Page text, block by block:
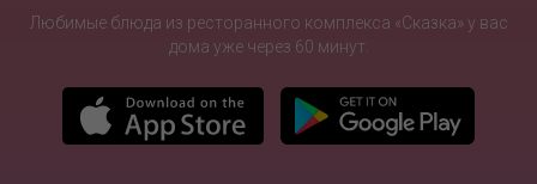
Любимые блюда из ресторанного комплекса «Сказка» у вас
дома уже через 60 минут.